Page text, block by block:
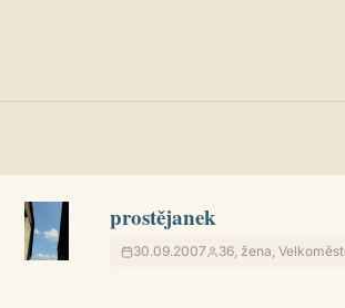
prostějanek
30.09.2007 36, žena,